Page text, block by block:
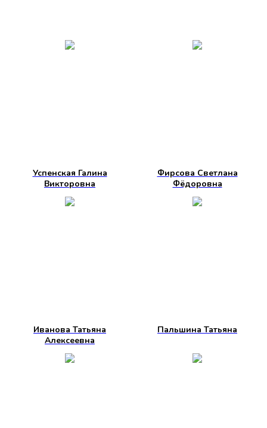
Успенская Галина
Викторовна
Фирсова Светлана
Фёдоровна
Иванова Татьяна
Алексеевна
Пальшина Татьяна